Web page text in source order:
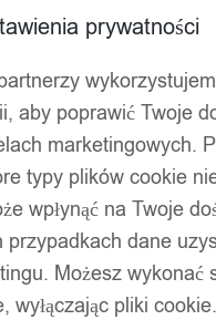
45cm
prywatności
aby poprawić Twoje
marketingowych.
typy plików cookie
wpłynąć na Twoje
przypadkach dane
Możesz wykonać
wyłączając pliki cookie.